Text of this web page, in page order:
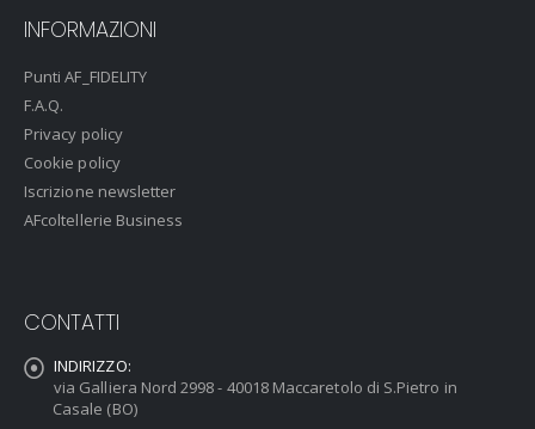
INFORMAZIONI
Punti AF_FIDELITY
F.A.Q.
Privacy policy
Cookie policy
Iscrizione newsletter
AFcoltellerie Business
CONTATTI
INDIRIZZO:
via Galliera Nord 2998 - 40018 Maccaretolo di S.Pietro in
Casale (BO)